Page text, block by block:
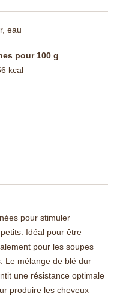
eau
pour 100 g
kcal
pour stimuler
Idéal pour être
pour les soupes
Le mélange de blé dur
une résistance optimale
produire les cheveux